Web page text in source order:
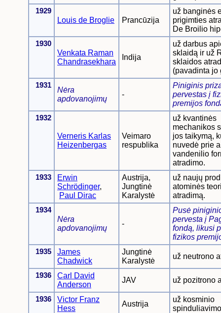
1929
Louis de Broglie Prancūzija
už banginės
prigimties
De Broilio
1930
Venkata Raman
Chandrasekhara
Indija
už darbus
sklaidą ir už
sklaidos
(pavadinta jo
1931
Nėra
apdovanojimų
-
Piniginis
pervestas į
premijos
1932
Verneris Karlas
Heizenbergas
Veimaro
respublika
už kvantinės
mechanikos
jos taikymą,
nuvedė prie
vandenilio
atradimo.
1933
Erwin
Schrödinger,
Paul Dirac
Austrija,
Jungtinė
Karalystė
už naujų
atominės
atradimą.
1934
Nėra
apdovanojimų
-
Pusė
pervesta į
fondą, likusi
fizikos
1935
James
Chadwick
Jungtinė
Karalystė
už neutrono
1936
Carl David
Anderson
JAV už pozitrono
1936
Victor Franz
Hess
Austrija
už kosminio